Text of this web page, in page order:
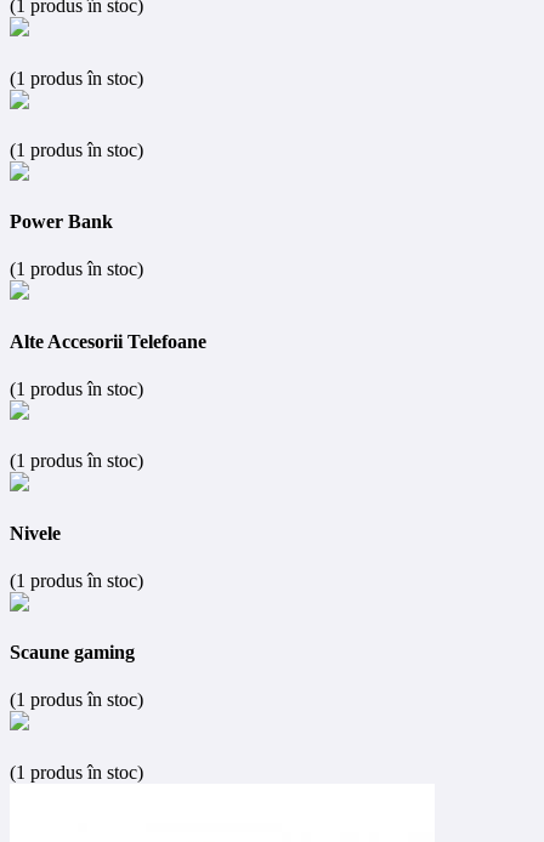
(1 produs în stoc)
(1 produs în stoc)
(1 produs în stoc)
Power Bank
(1 produs în stoc)
Alte Accesorii Telefoane
(1 produs în stoc)
(1 produs în stoc)
Nivele
(1 produs în stoc)
Scaune gaming
(1 produs în stoc)
(1 produs în stoc)